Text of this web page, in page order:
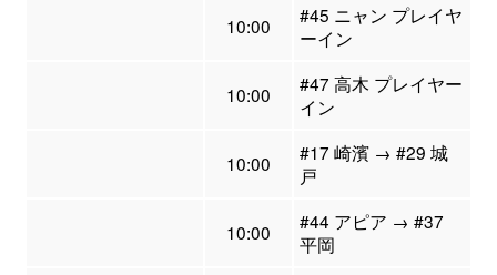
10:00
#45 ニャン プレイヤ
ーイン
10:00
#47 高木 プレイヤー
イン
10:00
#17 崎濱 → #29 城
戸
10:00
#44 アピア → #37
平岡